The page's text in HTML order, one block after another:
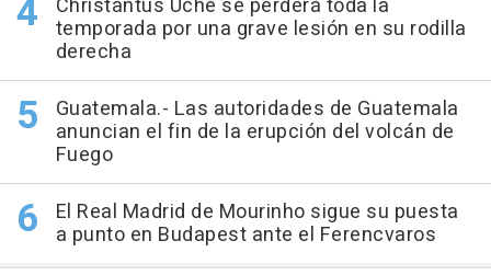
Christantus Uche se perderá toda la
temporada por una grave lesión en su rodilla
derecha
Guatemala.- Las autoridades de Guatemala
anuncian el fin de la erupción del volcán de
Fuego
El Real Madrid de Mourinho sigue su puesta
a punto en Budapest ante el Ferencvaros